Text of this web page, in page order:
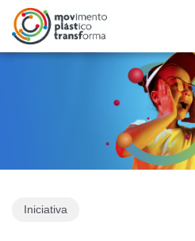
Pesquisa
Iniciativa